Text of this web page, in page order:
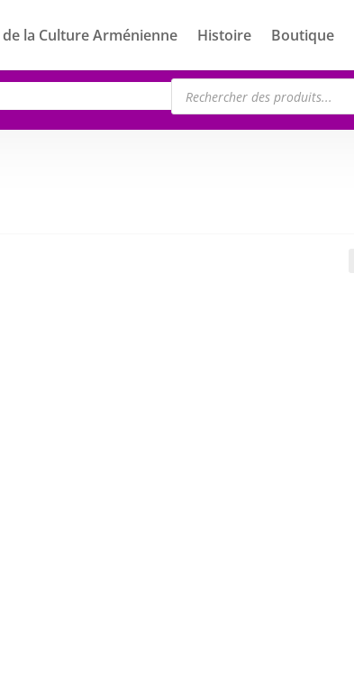
la Culture Arménienne Histoire Boutique
Recherche
de
produits